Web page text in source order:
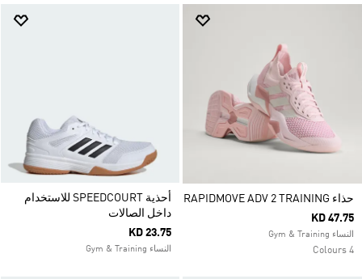
حذاء RAPIDMOVE ADV 2 TRAINING
KD 47.75
النساء Gym & Training
4 Colours
أحذية SPEEDCOURT للاستخدام
داخل الصالات
KD 23.75
النساء Gym & Training